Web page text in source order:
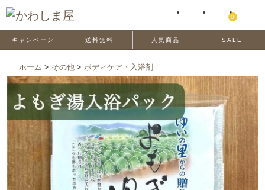
0
キャンペーン 送料無料 人気商品 SALE
ホーム > その他 > ボディケア・入浴剤